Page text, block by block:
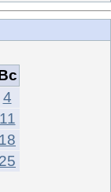
4
11
18
25